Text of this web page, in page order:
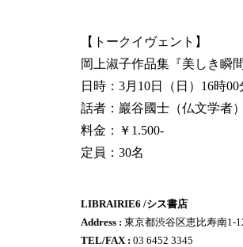
【トークイヴェント】
岡上淑子作品集『美しき瞬
日時：3月10日（日）16時00
話者：巖谷國士（仏文学者
料金：￥1.500-
定員：30名
LIBRAIRIE6 /シス書店
Address : 東京都渋谷区恵比寿南1-
TEL/FAX : 03 6452 3345